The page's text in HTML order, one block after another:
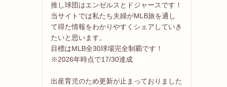
推し球団はエンゼルスとドジャースです！
当サイトでは私たち夫婦がMLB旅を通し
て得た情報をわかりやすくシェアしていき
たいと思います。
目標はMLB全30球場完全制覇です！
※2026年時点で17/30達成
出産育児のため更新が止まっておりました